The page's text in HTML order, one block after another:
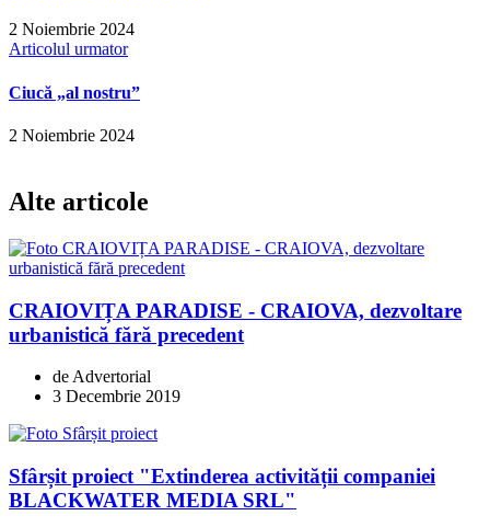
2 Noiembrie 2024
Articolul urmator
Ciucă „al nostru”
2 Noiembrie 2024
Alte articole
CRAIOVIȚA PARADISE - CRAIOVA, dezvoltare
urbanistică fără precedent
de Advertorial
3 Decembrie 2019
Sfârșit proiect "Extinderea activității companiei
BLACKWATER MEDIA SRL"